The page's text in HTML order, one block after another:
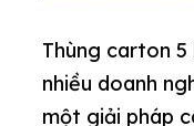
Thùng carton 5
nhiều doanh
một giải pháp